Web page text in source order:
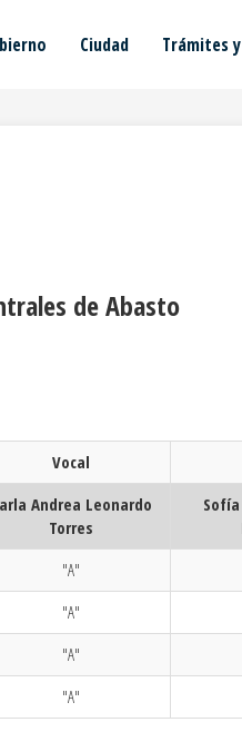
Ciudad Trámites
de Abasto
Vocal
Andrea Leonardo
Torres
"A"
"A"
"A"
"A"